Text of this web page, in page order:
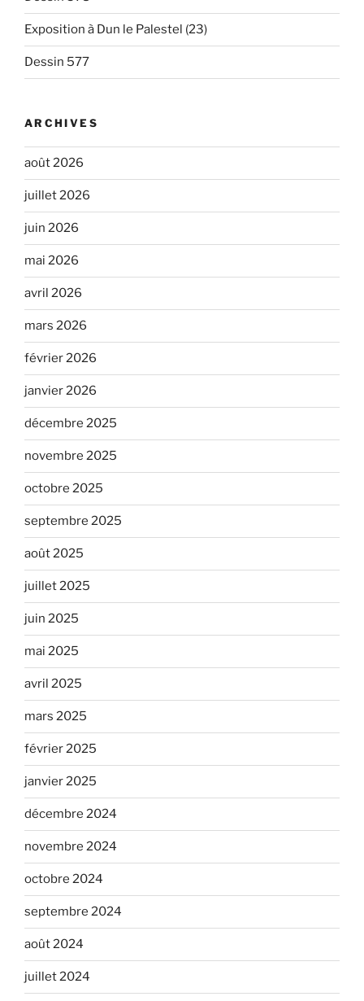
Exposition à Dun le Palestel (23)
Dessin 577
ARCHIVES
août 2026
juillet 2026
juin 2026
mai 2026
avril 2026
mars 2026
février 2026
janvier 2026
décembre 2025
novembre 2025
octobre 2025
septembre 2025
août 2025
juillet 2025
juin 2025
mai 2025
avril 2025
mars 2025
février 2025
janvier 2025
décembre 2024
novembre 2024
octobre 2024
septembre 2024
août 2024
juillet 2024